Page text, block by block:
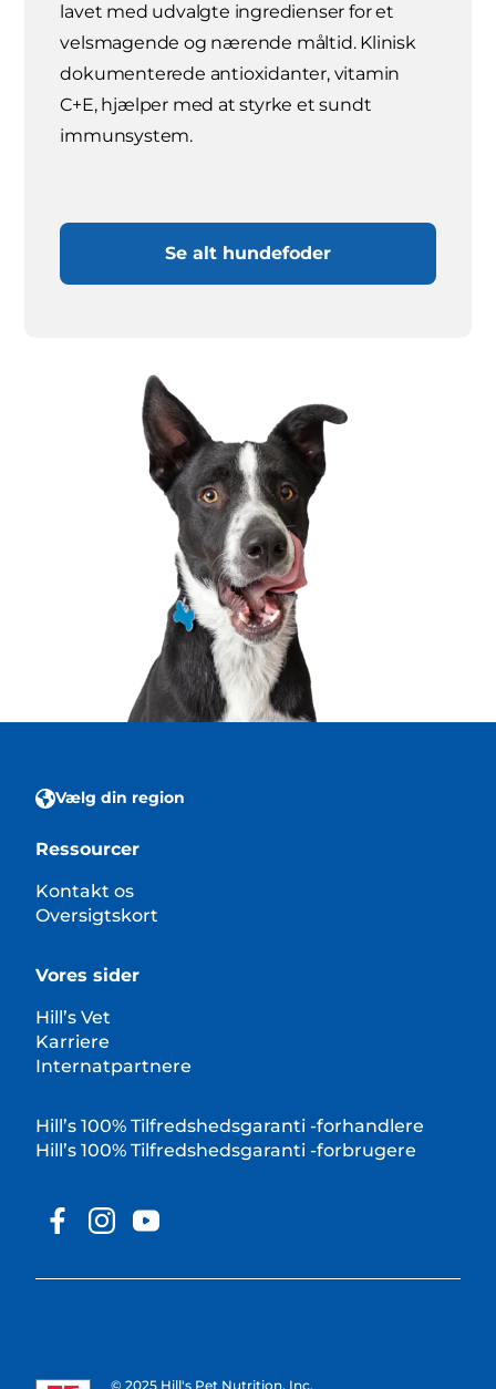
lavet med udvalgte ingredienser for et
velsmagende og nærende måltid. Klinisk
dokumenterede antioxidanter, vitamin
C+E, hjælper med at styrke et sundt
immunsystem.
Se alt hundefoder
Vælg din region
Ressourcer
Kontakt os
Oversigtskort
Vores sider
Hill’s Vet
Karriere
Internatpartnere
Hill’s 100% Tilfredshedsgaranti -forhandlere
Hill’s 100% Tilfredshedsgaranti -forbrugere
© 2025 Hill's Pet Nutrition, Inc.